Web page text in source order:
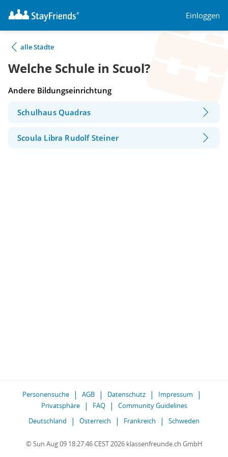
Einloggen
alle Städte
Welche Schule in Scuol?
Andere Bildungseinrichtung
Schulhaus Quadras
Scoula Libra Rudolf Steiner
Personensuche AGB Datenschutz
Impressum
Privatsphäre
FAQ
Community Guidelines
Deutschland
Österreich Frankreich Schweden
© Sun Aug 09 18:27:46 CEST 2026 klassenfreunde.ch GmbH